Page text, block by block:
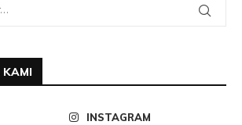
KAMI
INSTAGRAM